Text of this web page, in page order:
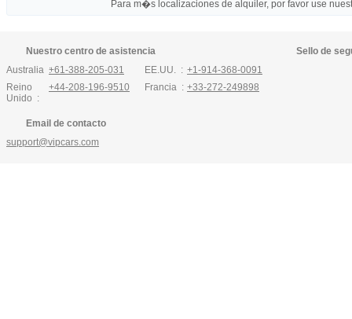
Para m�s localizaciones de alquiler, por favor use
Nuestro centro de asistencia
Australia :+61-388-205-031
Reino
Unido :
+44-208-196-9510
EE.UU. : +1-914-368-0091
Francia : +33-272-249898
Email de contacto
support@vipcars.com
Sello de